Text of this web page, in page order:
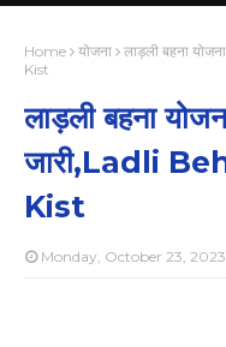
Home योजना
लाड़ली बहना
Kist
लाड़ली बहना
जारी,Ladli
Kist
Monday, October 23, 2023